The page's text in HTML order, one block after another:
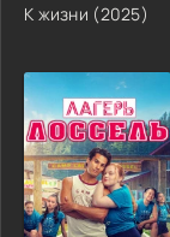
К жизни (2025)